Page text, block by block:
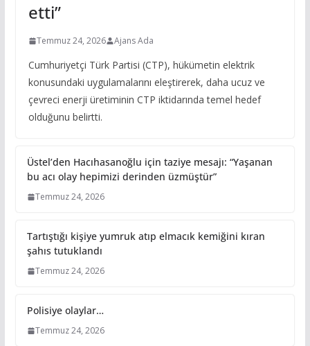
etti”
Temmuz 24, 2026 Ajans Ada
Cumhuriyetçi Türk Partisi (CTP), hükümetin elektrik
konusundaki uygulamalarını eleştirerek, daha ucuz ve
çevreci enerji üretiminin CTP iktidarında temel hedef
olduğunu belirtti.
Üstel’den Hacıhasanoğlu için taziye mesajı: “Yaşanan
bu acı olay hepimizi derinden üzmüştür”
Temmuz 24, 2026
Tartıştığı kişiye yumruk atıp elmacık kemiğini kıran
şahıs tutuklandı
Temmuz 24, 2026
Polisiye olaylar…
Temmuz 24, 2026